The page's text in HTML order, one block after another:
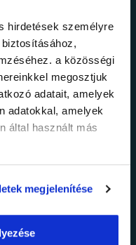
hirdetések személyre
a közösségi
megosztjuk
adatait, amelyek
adatokkal, amelyek
által használt más
megjelenítése